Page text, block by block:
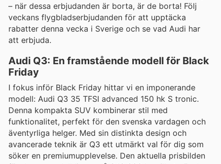
– när dessa erbjudanden är borta, är de borta! Följ
veckans flygbladserbjudanden för att upptäcka
rabatter denna vecka i Sverige och se vad Audi har
att erbjuda.
Audi Q3: En framstående modell för Black
Friday
I fokus inför Black Friday hittar vi en imponerande
modell: Audi Q3 35 TFSI advanced 150 hk S tronic.
Denna kompakta SUV kombinerar stil med
funktionalitet, perfekt för den svenska vardagen och
äventyrliga helger. Med sin distinkta design och
avancerade teknik är Q3 ett utmärkt val för dig som
söker en premiumupplevelse. Den aktuella prisbilden